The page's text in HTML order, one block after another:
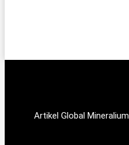
Artikel Global Mineralium